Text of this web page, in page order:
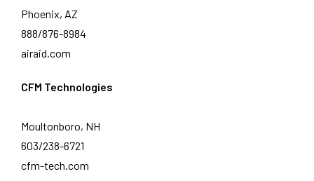
Phoenix, AZ
888/876-8984
airaid.com
CFM Technologies
Moultonboro, NH
603/238-6721
cfm-tech.com